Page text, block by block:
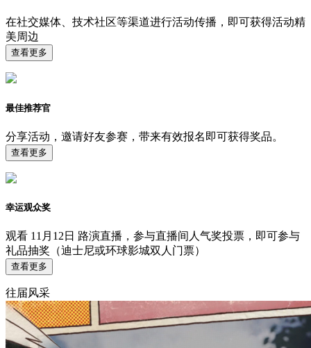
在社交媒体、技术社区等渠道进行活动传播，即可获得活动精
美周边
查看更多
最佳推荐官
分享活动，邀请好友参赛，带来有效报名即可获得奖品。
查看更多
幸运观众奖
观看 11月12日 路演直播，参与直播间人气奖投票，即可参与
礼品抽奖（迪士尼或环球影城双人门票）
查看更多
往届风采